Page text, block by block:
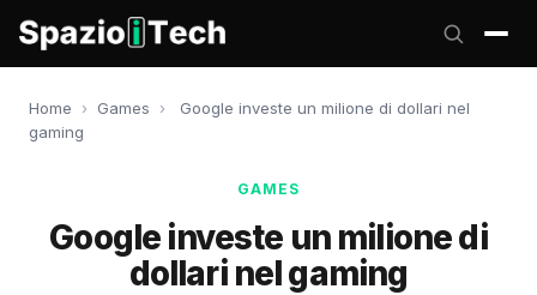
Home › Games ›
Google investe un milione di dollari nel
gaming
GAMES
Google investe un milione di
dollari nel gaming